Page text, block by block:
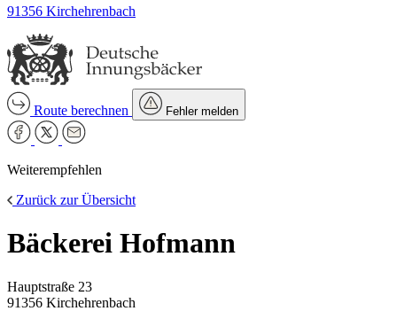
91356 Kirchehrenbach
Route berechnen Fehler melden
Weiterempfehlen
Zurück zur Übersicht
Bäckerei Hofmann
Hauptstraße 23
91356 Kirchehrenbach